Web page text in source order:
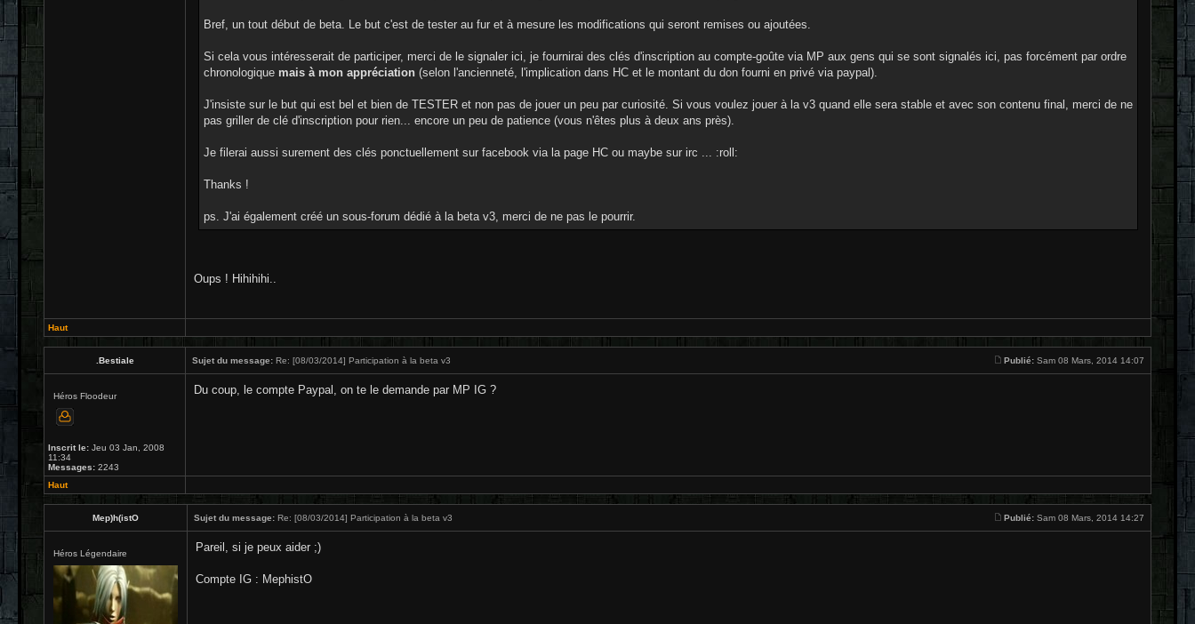
Bref, un tout début de beta. Le but c'est de tester au fur et à mesure les modifications qui seront remises ou ajoutées.
Si cela vous intéresserait de participer, merci de le signaler ici, je fournirai des clés d'inscription au compte-goûte via MP aux gens qui se sont signalés ici, pas forcément par ordre
chronologique mais à mon appréciation (selon l'ancienneté, l'implication dans HC et le montant du don fourni en privé via paypal).
J'insiste sur le but qui est bel et bien de TESTER et non pas de jouer un peu par curiosité. Si vous voulez jouer à la v3 quand elle sera stable et avec son contenu final, merci de ne
pas griller de clé d'inscription pour rien... encore un peu de patience (vous n'êtes plus à deux ans près).
Je filerai aussi surement des clés ponctuellement sur facebook via la page HC ou maybe sur irc ... :roll:
Thanks !
ps. J'ai également créé un sous-forum dédié à la beta v3, merci de ne pas le pourrir.
Oups ! Hihihihi..
Haut
.Bestiale Sujet du message: Re: [08/03/2014] Participation à la beta v3 Publié: Sam 08 Mars, 2014 14:07
Héros Floodeur
Inscrit le: Jeu 03 Jan, 2008
11:34
Messages: 2243
Du coup, le compte Paypal, on te le demande par MP IG ?
Haut
Mep)h(istO Sujet du message: Re: [08/03/2014] Participation à la beta v3 Publié: Sam 08 Mars, 2014 14:27
Héros Légendaire Pareil, si je peux aider ;)
Compte IG : MephistO